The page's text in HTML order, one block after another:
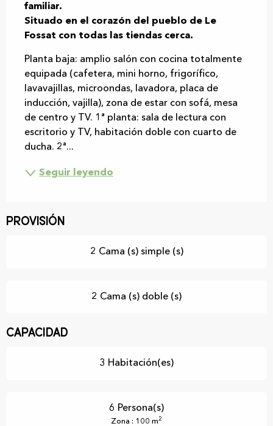
familiar.
Situado en el corazón del pueblo de Le
Fossat con todas las tiendas cerca.
Planta baja: amplio salón con cocina totalmente
equipada (cafetera, mini horno, frigorífico,
lavavajillas, microondas, lavadora, placa de
inducción, vajilla), zona de estar con sofá, mesa
de centro y TV. 1ª planta: sala de lectura con
escritorio y TV, habitación doble con cuarto de
ducha. 2ª...
Seguir leyendo
Provisión
2 Cama (s) simple (s)
2 Cama (s) doble (s)
Capacidad
3 Habitación(es)
6 Persona(s)
Zona : 100 m2